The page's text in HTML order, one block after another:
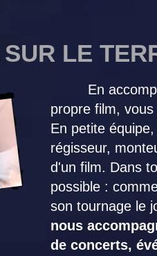
SUR LE
En
propre film,
En petite
régisseur,
d'un film. Dans
possible :
son tournage le
nous
de concerts,